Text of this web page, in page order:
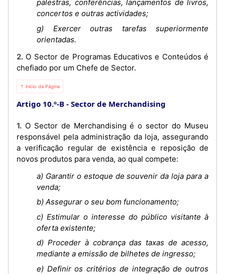
palestras, conferências, lançamentos de livros,
concertos e outras actividades;
g) Exercer outras tarefas superiormente
orientadas.
2. O Sector de Programas Educativos e Conteúdos é
chefiado por um Chefe de Sector.
⇡ Início da Página
Artigo 10.º-B Sector de Merchandising
1. O Sector de Merchandising é o sector do Museu
responsável pela administração da loja, assegurando
a verificação regular de existência e reposição de
novos produtos para venda, ao qual compete:
a) Garantir o estoque de souvenir da loja para a
venda;
b) Assegurar o seu bom funcionamento;
c) Estimular o interesse do público visitante à
oferta existente;
d) Proceder à cobrança das taxas de acesso,
mediante a emissão de bilhetes de ingresso;
e) Definir os critérios de integração de outros